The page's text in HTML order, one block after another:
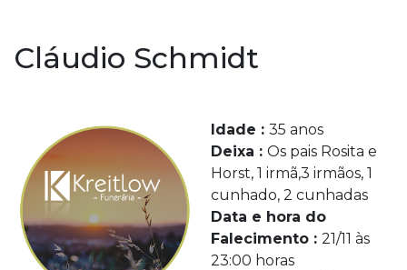
Cláudio Schmidt
Idade : 35 anos
Deixa : Os pais Rosita e
Horst, 1 irmã,3 irmãos, 1
cunhado, 2 cunhadas
Data e hora do
Falecimento : 21/11 às
23:00 horas